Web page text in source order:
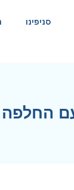
סניפינו
החלפה